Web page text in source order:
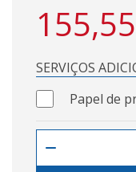
155,55
SERVIÇOS
Papel de